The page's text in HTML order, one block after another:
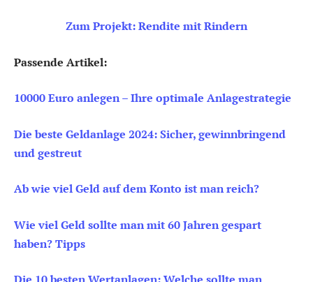
Zum Projekt: Rendite mit Rindern
Passende Artikel:
10000 Euro anlegen – Ihre optimale Anlagestrategie
Die beste Geldanlage 2024: Sicher, gewinnbringend
und gestreut
Ab wie viel Geld auf dem Konto ist man reich?
Wie viel Geld sollte man mit 60 Jahren gespart
haben? Tipps